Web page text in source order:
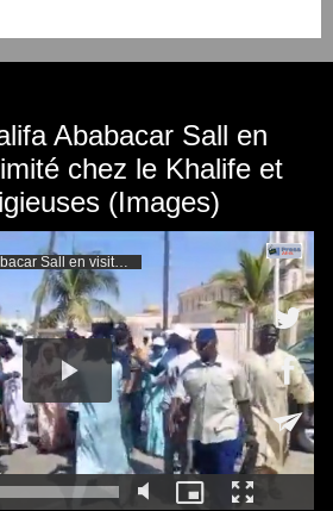
Ababacar Sall en
chez le Khalife et
(Images)